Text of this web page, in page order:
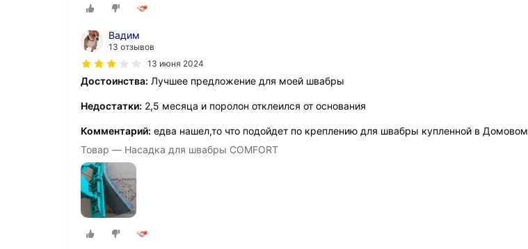
Вадим
13 отзывов
13 июня 2024
Достоинства: Лучшее предложение для моей швабры
Недостатки: 2,5 месяца и поролон отклеился от основания
Комментарий: едва нашел,то что подойдет по креплению для швабры купленной в Домовом
Товар — Насадка для швабры COMFORT